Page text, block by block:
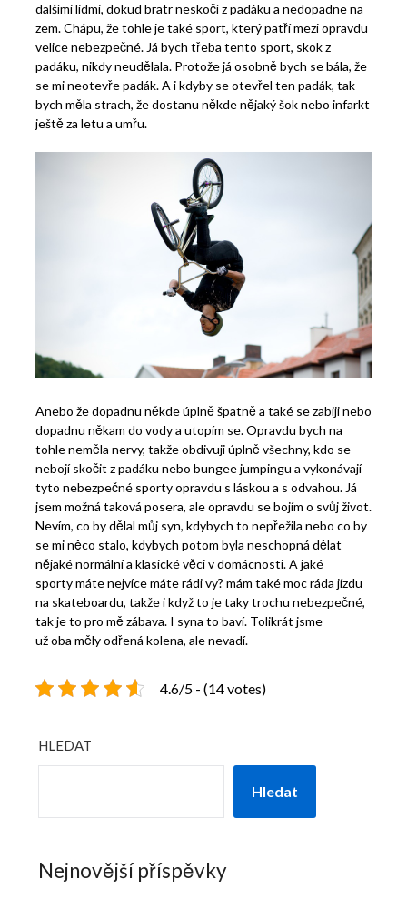
dalšími lidmi, dokud bratr neskočí z padáku a nedopadne na
zem. Chápu, že tohle je také sport, který patří mezi opravdu
velice nebezpečné. Já bych třeba tento sport, skok z
padáku, nikdy neudělala. Protože já osobně bych se bála, že
se mi neotevře padák. A i kdyby se otevřel ten padák, tak
bych měla strach, že dostanu někde nějaký šok nebo infarkt
ještě za letu a umřu.
Anebo že dopadnu někde úplně špatně a také se zabiji nebo
dopadnu někam do vody a utopím se. Opravdu bych na
tohle neměla nervy, takže obdivuji úplně všechny, kdo se
nebojí skočit z padáku nebo bungee jumpingu a vykonávají
tyto nebezpečné sporty opravdu s láskou a s odvahou. Já
jsem možná taková posera, ale opravdu se bojím o svůj život.
Nevím, co by dělal můj syn, kdybych to nepřežila nebo co by
se mi něco stalo, kdybych potom byla neschopná dělat
nějaké normální a klasické věci v domácnosti. A jaké
sporty máte nejvíce máte rádi vy? mám také moc ráda jízdu
na skateboardu, takže i když to je taky trochu nebezpečné,
tak je to pro mě zábava. I syna to baví. Tolikrát jsme
už oba měly odřená kolena, ale nevadí.
4.6/5 - (14 votes)
HLEDAT
Hledat
Nejnovější příspěvky